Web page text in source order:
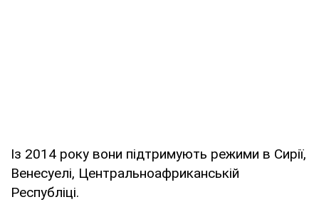
Із 2014 року вони підтримують режими в Сирії,
Венесуелі, Центральноафриканській
Республіці.